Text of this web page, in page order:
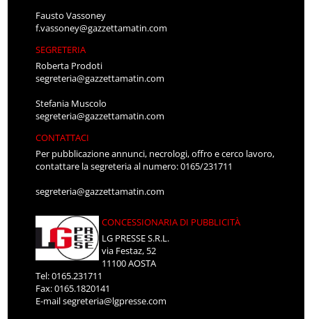
Fausto Vassoney
f.vassoney@gazzettamatin.com
SEGRETERIA
Roberta Prodoti
segreteria@gazzettamatin.com
Stefania Muscolo
segreteria@gazzettamatin.com
CONTATTACI
Per pubblicazione annunci, necrologi, offro e cerco lavoro,
contattare la segreteria al numero: 0165/231711
segreteria@gazzettamatin.com
CONCESSIONARIA DI PUBBLICITÀ
LG PRESSE S.R.L.
via Festaz, 52
11100 AOSTA
Tel: 0165.231711
Fax: 0165.1820141
E-mailsegreteria@lgpresse.com